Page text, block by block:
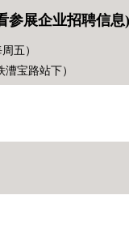
参展企业招聘信息)
五）
宝路站下）